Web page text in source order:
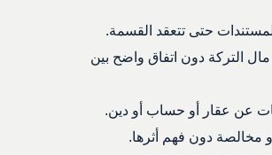
حتى تتعقد القسمة.
التركة دون اتفاق واضح بين
عن عقار أو حساب أو دين.
مخالصة دون فهم أثرها.